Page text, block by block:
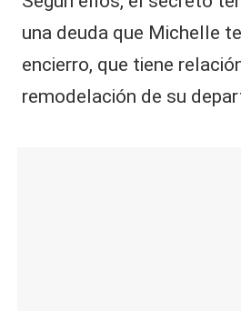
una deuda que Michelle
encierro, que tiene
remodelación de su